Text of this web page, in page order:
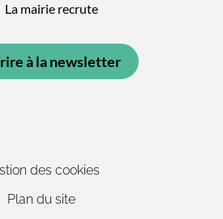
La mairie recrute
à la newsletter
des cookies
Plan du site